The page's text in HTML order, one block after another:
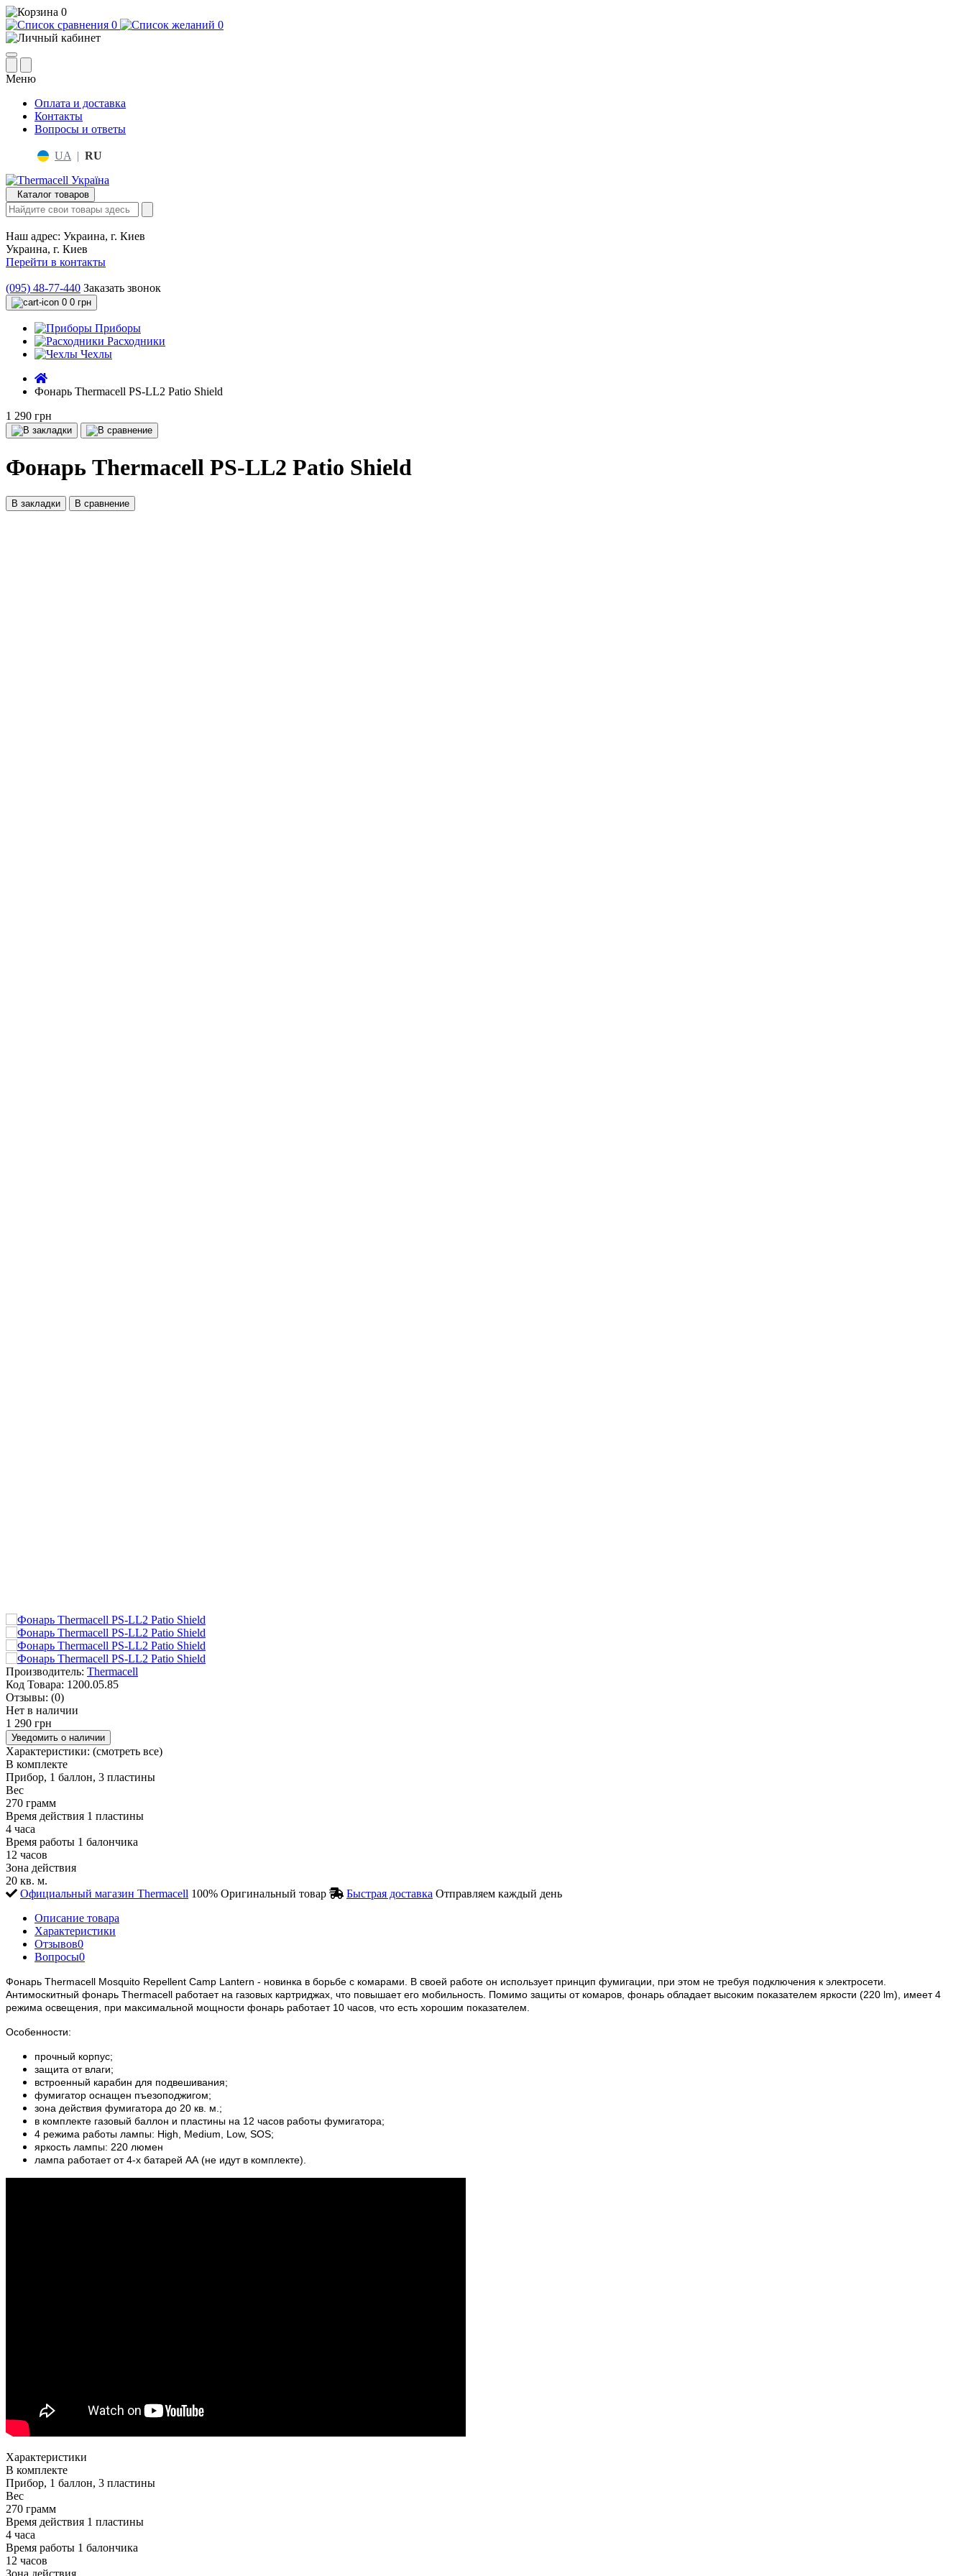
0
0
0
Меню
Оплата и доставка
Контакты
Вопросы и ответы
UA | RU
Каталог товаров
Наш адрес: Украина, г. Киев
Украина, г. Киев
Перейти в контакты
(095) 48-77-440 Заказать звонок
0 0 грн
Приборы
Расходники
Чехлы
Фонарь Thermacell PS-LL2 Patio Shield
1 290 грн
Фонарь Thermacell PS-LL2 Patio Shield
В закладки В сравнение
Производитель: Thermacell
Код Товара: 1200.05.85
Отзывы: (0)
Нет в наличии
1 290 грн
Уведомить о наличии
Характеристики: (смотреть все)
В комплекте
Прибор, 1 баллон, 3 пластины
Вес
270 грамм
Время действия 1 пластины
4 часа
Время работы 1 балончика
12 часов
Зона действия
20 кв. м.
Официальный магазин Thermacell 100% Оригинальный товар Быстрая доставка Отправляем каждый день
Описание товара
Характеристики
Отзывов0
Вопросы0
Фонарь Thermacell Mosquito Repellent Camp Lantern - новинка в борьбе с комарами. В своей работе он использует принцип фумигации, при этом не требуя подключения к электросети.
Антимоскитный фонарь Thermacell работает на газовых картриджах, что повышает его мобильность. Помимо защиты от комаров, фонарь обладает высоким показателем яркости (220 lm), имеет 4
режима освещения, при максимальной мощности фонарь работает 10 часов, что есть хорошим показателем.
Особенности:
прочный корпус;
защита от влаги;
встроенный карабин для подвешивания;
фумигатор оснащен пъезоподжигом;
зона действия фумигатора до 20 кв. м.;
в комплекте газовый баллон и пластины на 12 часов работы фумигатора;
4 режима работы лампы: High, Medium, Low, SOS;
яркость лампы: 220 люмен
лампа работает от 4-х батарей АА (не идут в комплекте).
Характеристики
В комплекте
Прибор, 1 баллон, 3 пластины
Вес
270 грамм
Время действия 1 пластины
4 часа
Время работы 1 балончика
12 часов